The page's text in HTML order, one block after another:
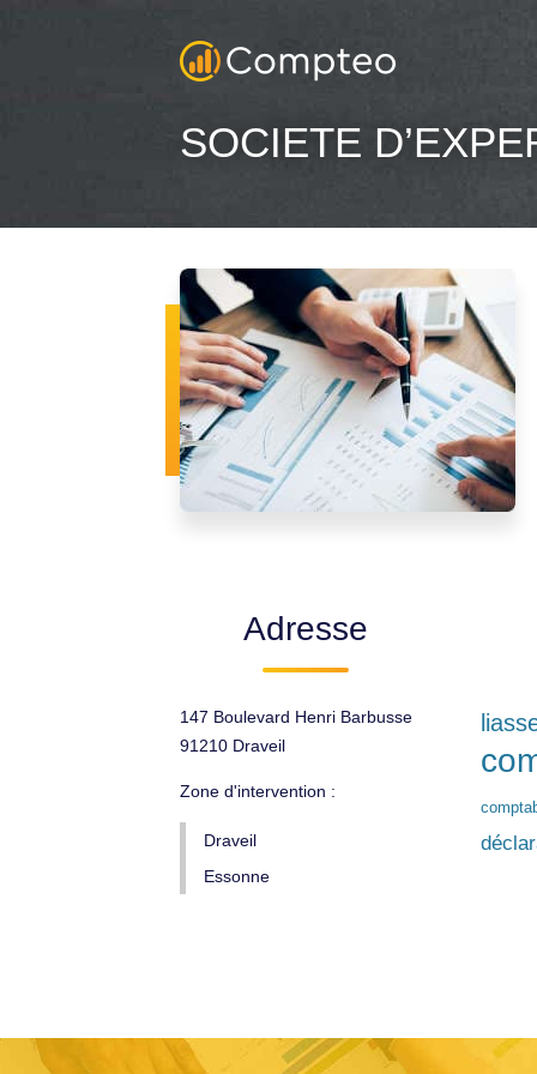
SOCIETE
Adresse
147 Boulevard Henri Barbusse
91210 Draveil
Zone d'intervention :
Draveil
Essonne